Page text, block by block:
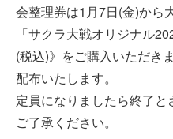
会整理券は1月7日(金)から
「サクラ大戦オリジナル
(税込)》をご購入いただき
配布いたします。
定員になりましたら終了
ご了承ください。